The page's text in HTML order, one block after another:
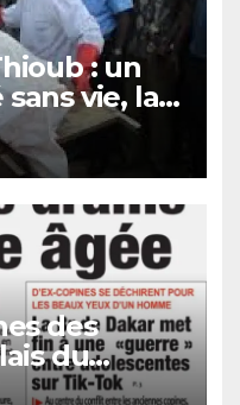
: un
vie, la
de sang
des
du